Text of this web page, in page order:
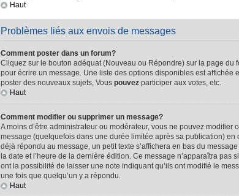
Haut
Problèmes liés aux envois de messages
Comment poster dans un forum?
Cliquez sur le bouton adéquat (Nouveau ou Répondre) sur la page du
pour écrire un message. Une liste des options disponibles est affichée
poster des nouveaux sujets, Vous pouvez participer aux votes, etc.
Haut
Comment modifier ou supprimer un message?
A moins d’être administrateur ou modérateur, vous ne pouvez
message (quelquefois dans une durée limitée après sa publication) en
déjà répondu au message, un petit texte s’affichera en bas du
la date et l’heure de la dernière édition. Ce message n’apparaîtra
ont la possibilité de laisser une note indiquant qu’ils ont modifié le
une fois que quelqu’un y a répondu.
Haut